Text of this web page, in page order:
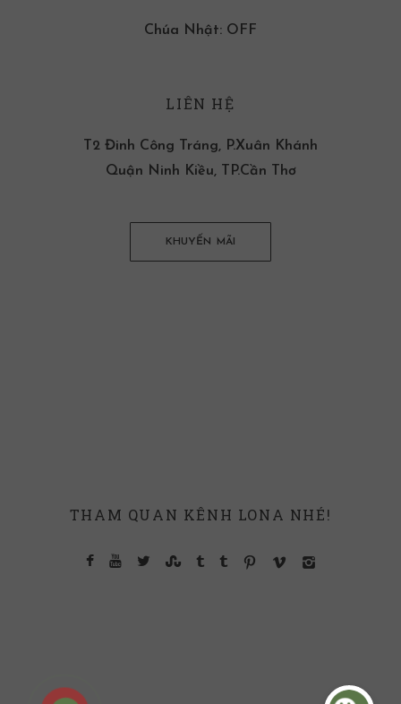
Chúa Nhật: OFF
LIÊN HỆ
T2 Đinh Công Tráng, P.Xuân Khánh
Quận Ninh Kiều, TP.Cần Thơ
KHUYẾN MÃI
THAM QUAN KÊNH LONA NHÉ!